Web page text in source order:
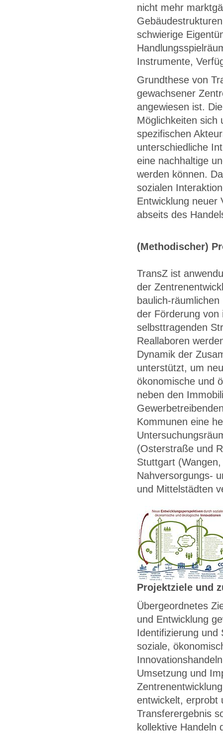
nicht mehr
schwierige
Instrumente,
Grundthese von
gewachsener
angewiesen ist.
Möglichkeiten sich
spezifischen
unterschiedliche
eine nachhaltige
werden können.
sozialen
Entwicklung neuer
abseits des
(Methodischer)
TransZ ist
der
baulich-
der Förderung von
selbsttragenden
Reallaboren
Dynamik der
unterstützt, um
ökonomische und
neben den
Kommunen eine
(Osterstraße und
Stuttgart
Nahversorgungs-
und Mittelstädten
Projektziele und
Übergeordnetes
und Entwicklung
Identifizierung
soziale,
Umsetzung und
entwickelt, erprobt
Transferergebnis
kollektive Handeln